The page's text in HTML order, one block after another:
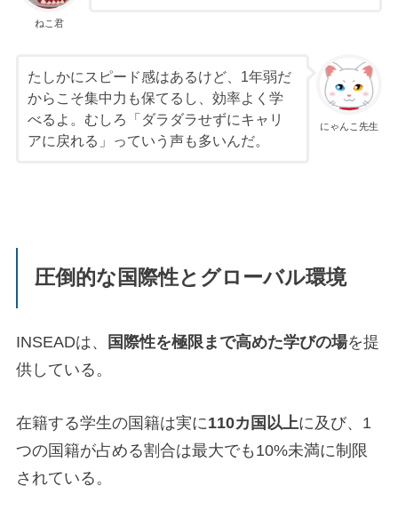
ねこ君
にゃんこ先生
たしかにスピード感はあるけど、1年弱だ
からこそ集中力も保てるし、効率よく学
べるよ。むしろ「ダラダラせずにキャリ
アに戻れる」っていう声も多いんだ。
圧倒的な国際性とグローバル環境
INSEADは、 国際性を極限まで高めた学びの場を提
供している。
在籍する学生の国籍は実に110カ国以上に及び、1
つの国籍が占める割合は最大でも10%未満に制限
されている。